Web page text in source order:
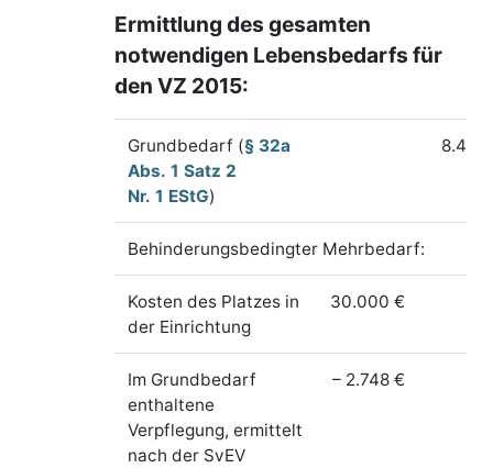
Ermittlung des gesamten
notwendigen Lebensbedarfs für
den VZ 2015:
Grundbedarf (§ 32a
Abs. 1 Satz 2
Nr. 1 EStG)
8.472
Behinderungsbedingter Mehrbedarf:
Kosten des Platzes in
der Einrichtung
30.000 €
Im Grundbedarf
enthaltene
Verpflegung, ermittelt
nach der SvEV
– 2.748 €